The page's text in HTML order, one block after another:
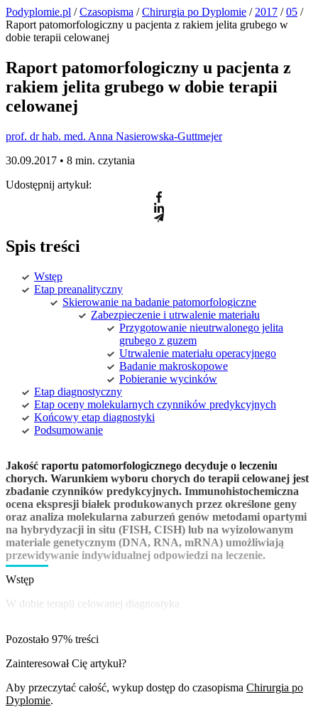
Podyplomie.pl /Czasopisma /Chirurgia po Dyplomie / 2017 /05 /
Raport patomorfologiczny u pacjenta z rakiem jelita grubego w
dobie terapii celowanej
Raport patomorfologiczny u pacjenta z
rakiem jelita grubego w dobie terapii
celowanej
prof. dr hab. med. Anna Nasierowska-Guttmejer
30.09.2017 • 8 min. czytania
Udostępnij artykuł:
Spis treści
Wstęp
Etap preanalityczny
Skierowanie na badanie patomorfologiczne
Zabezpieczenie i utrwalenie materiału
Przygotowanie nieutrwalonego jelita
grubego z guzem
Utrwalenie materiału operacyjnego
Badanie makroskopowe
Pobieranie wycinków
Etap diagnostyczny
Etap oceny molekularnych czynników predykcyjnych
Końcowy etap diagnostyki
Podsumowanie
Jakość raportu patomorfologicznego decyduje o leczeniu
chorych. Warunkiem wyboru chorych do terapii celowanej jest
zbadanie czynników predykcyjnych. Immunohistochemiczna
ocena ekspresji białek produkowanych przez określone geny
oraz analiza molekularna zaburzeń genów metodami opartymi
na hybrydyzacji in situ (FISH, CISH) lub na wyizolowanym
materiale genetycznym (DNA, RNA, mRNA) umożliwiają
przewidywanie indywidualnej odpowiedzi na leczenie.
Wstęp
W dobie terapii celowanej diagnostyka
Pozostało 97% treści
Zainteresował Cię artykuł?
Aby przeczytać całość, wykup dostęp do czasopisma Chirurgia po
Dyplomie.